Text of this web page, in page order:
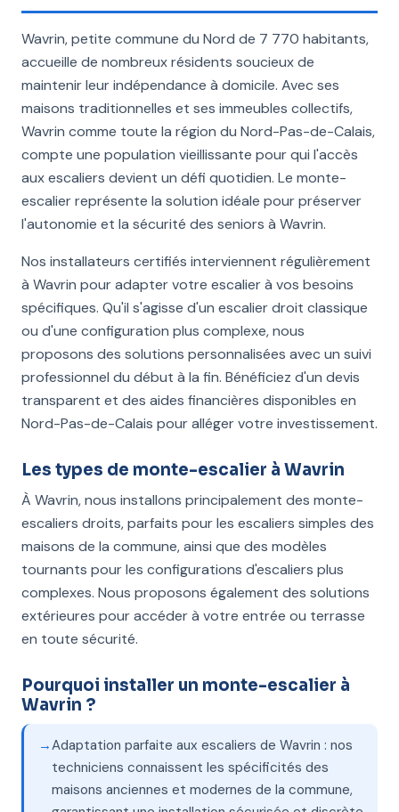
Wavrin, petite commune du Nord de 7 770 habitants,
accueille de nombreux résidents soucieux de
maintenir leur indépendance à domicile. Avec ses
maisons traditionnelles et ses immeubles collectifs,
Wavrin comme toute la région du Nord-Pas-de-Calais,
compte une population vieillissante pour qui l'accès
aux escaliers devient un défi quotidien. Le monte-
escalier représente la solution idéale pour préserver
l'autonomie et la sécurité des seniors à Wavrin.
Nos installateurs certifiés interviennent régulièrement
à Wavrin pour adapter votre escalier à vos besoins
spécifiques. Qu'il s'agisse d'un escalier droit classique
ou d'une configuration plus complexe, nous
proposons des solutions personnalisées avec un suivi
professionnel du début à la fin. Bénéficiez d'un devis
transparent et des aides financières disponibles en
Nord-Pas-de-Calais pour alléger votre investissement.
Les types de monte-escalier à Wavrin
À Wavrin, nous installons principalement des monte-
escaliers droits, parfaits pour les escaliers simples des
maisons de la commune, ainsi que des modèles
tournants pour les configurations d'escaliers plus
complexes. Nous proposons également des solutions
extérieures pour accéder à votre entrée ou terrasse
en toute sécurité.
Pourquoi installer un monte-escalier à
Wavrin ?
Adaptation parfaite aux escaliers de Wavrin : nos
techniciens connaissent les spécificités des
maisons anciennes et modernes de la commune,